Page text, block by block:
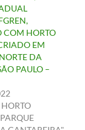
COM HORTO
EM
DA
PAULO –
HORTO